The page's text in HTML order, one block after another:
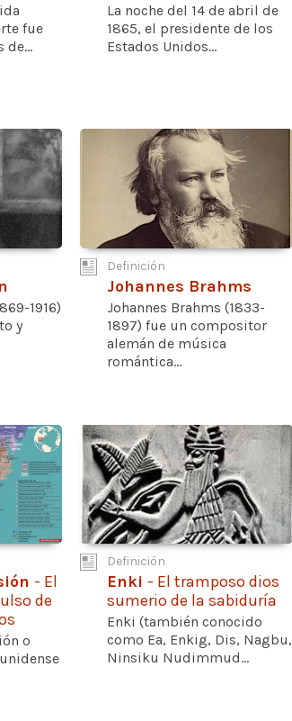
fue
de...
La noche del 14 de abril de
1865, el presidente de los
Estados Unidos...
1916)
y
Definición
Johannes Brahms
Johannes Brahms (1833-
1897) fue un compositor
alemán de música
romántica...
- El
de
o
Definición
Enki - El tramposo dios
sumerio de la sabiduría
Enki (también conocido
como Ea, Enkig, Dis, Nagbu,
Ninsiku Nudimmud...